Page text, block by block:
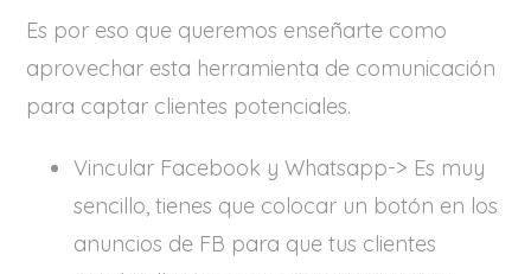
Es por eso que queremos enseñarte como
aprovechar esta herramienta de comunicación
para captar clientes potenciales.
Vincular Facebook y Whatsapp-> Es muy
sencillo, tienes que colocar un botón en los
anuncios de FB para que tus clientes